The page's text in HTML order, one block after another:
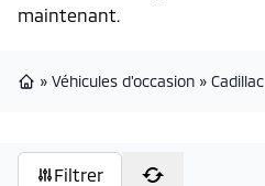
maintenant.
» Véhicules d'occasion » Cadillac
Filtrer